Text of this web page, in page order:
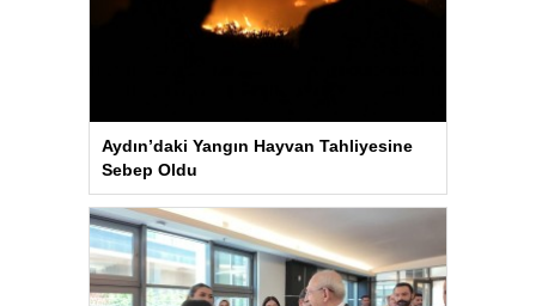
Aydın’daki Yangın Hayvan Tahliyesine
Sebep Oldu